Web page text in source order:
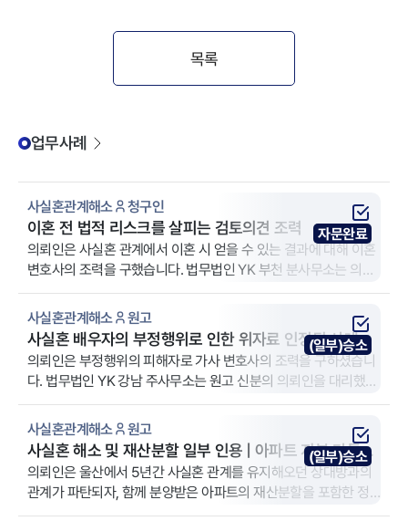
목록
업무사례
사실혼관계해소 청구인
이혼 전 법적 리스크를 살피는 검토의견 조력
의뢰인은 사실혼 관계에서 이혼 시 얻을 수 있는 결과에 대해 이혼
변호사의 조력을 구했습니다. 법무법인 YK 부천 분사무소는 의뢰
인의 이혼자문 및 검토를 대리했습니다.
자문완료
사실혼관계해소 원고
사실혼 배우자의 부정행위로 인한 위자료 인정된 사례
의뢰인은 부정행위의 피해자로 가사 변호사의 조력을 구하셨습니
다. 법무법인 YK 강남 주사무소는 원고 신분의 의뢰인을 대리했습
니다.
(일부)승소
사실혼관계해소 원고
사실혼 해소 및 재산분할 일부 인용 | 아파트 지분 다툼과
기여도 입증
의뢰인은 울산에서 5년간 사실혼 관계를 유지해오던 상대방과의
관계가 파탄되자, 함께 분양받은 아파트의 재산분할을 포함한 정
산을 요구하며 법무법인 YK 울산 분사무소를 찾게 되었습니다. 상
(일부)승소